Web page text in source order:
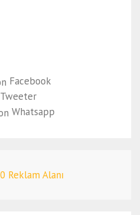
Facebook
Tweeter
Whatsapp